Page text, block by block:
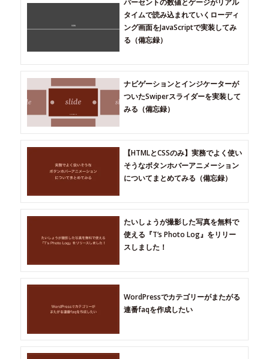
パーセントの数値とゲージがリアル
タイムで読み込まれていくローディ
ング画面をJavaScriptで実装してみ
る（備忘録）
ナビゲーションとインジケーターが
ついたSwiperスライダーを実装して
みる（備忘録）
【HTMLとCSSのみ】実務でよく使い
そうなボタンホバーアニメーション
についてまとめてみる（備忘録）
たいしょうが撮影した写真を無料で
使える『T’s Photo Log』をリリー
スしました！
WordPressでカテゴリーがまたがる
連番faqを作成したい